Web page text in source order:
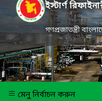
ইস্টার্ণ
গণপ্রজাতন্ত্রী
মেনু নির্বাচন করুন